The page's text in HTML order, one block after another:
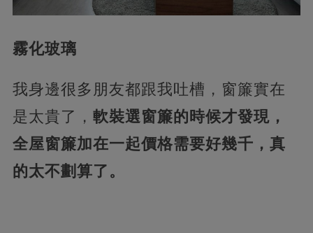
霧化玻璃
我身邊很多朋友都跟我吐槽，窗簾實在
是太貴了， 軟裝選窗簾的時候才發現，
全屋窗簾加在一起價格需要好幾千，真
的太不劃算了。